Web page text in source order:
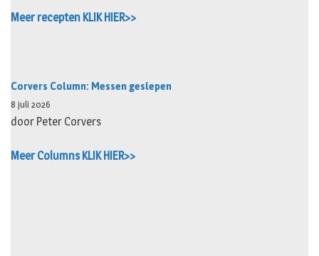
Meer recepten KLIK HIER>>
Corvers Column: Messen geslepen
8 juli 2026
door Peter Corvers
Meer Columns KLIK HIER>>